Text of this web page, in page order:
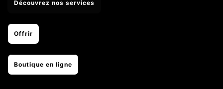
Découvrez nos services
Offrir
Boutique en ligne